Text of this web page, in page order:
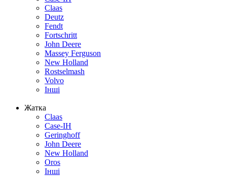
Claas
Deutz
Fendt
Fortschritt
John Deere
Massey Ferguson
New Holland
Rostselmash
Volvo
Інші
Жатка
Claas
Case-IH
Geringhoff
John Deere
New Holland
Oros
Інші